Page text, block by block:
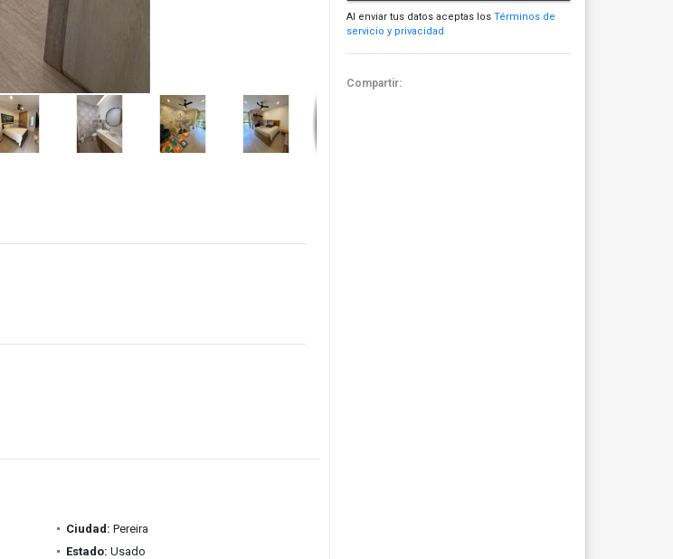
Ciudad: Pereira
Estado: Usado
Al enviar tus datos aceptas los Términos de
servicio y privacidad
Compartir: